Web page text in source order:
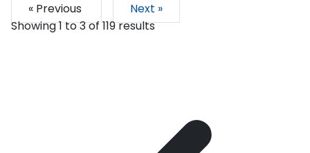
« Previous
Next »
Showing1to3of119results